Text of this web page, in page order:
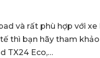
và rất phù hợp với xe
thì bạn hãy tham
TX24 Eco,…